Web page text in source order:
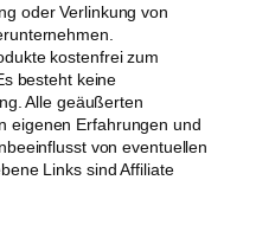
oder Verlinkung von
kostenfrei zum
besteht keine
Alle geäußerten
eigenen Erfahrungen und
von eventuellen
Links sind Affiliate